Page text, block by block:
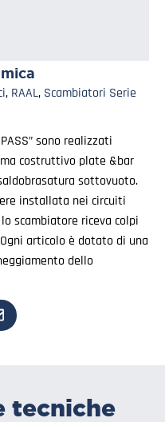
, RAAL, Scambiatori Serie
sono realizzati
costruttivo plate &bar
sottovuoto.
installata nei circuiti
scambiatore riceva colpi
articolo è dotato di una
dello
tecniche